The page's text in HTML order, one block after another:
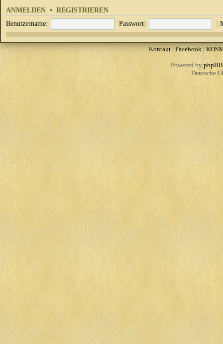
ANMELDEN • REGISTRIEREN
Benutzername: Passwort: |
Kontakt| Facebook|
Powered by phpBB
Deutsche